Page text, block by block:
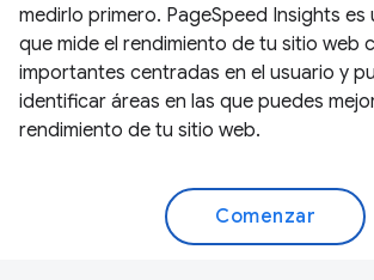
medirlo primero. PageSpeed Insights es
que mide el rendimiento de tu sitio web
importantes centradas en el usuario y
identificar áreas en las que puedes
rendimiento de tu sitio web.
Comenzar